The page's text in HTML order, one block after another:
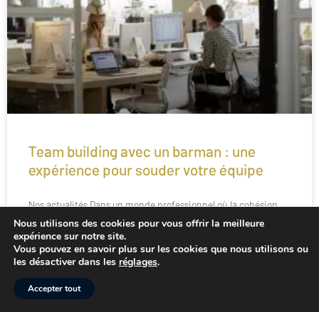
Team building avec un barman : une
expérience pour souder votre équipe
Nos actualités Dans un monde professionnel où la cohésion
d’équipe et la communication sont essentielles à la réussite,
les activités de team building sont devenues
Nous utilisons des cookies pour vous offrir la meilleure
expérience sur notre site.
Vous pouvez en savoir plus sur les cookies que nous utilisons ou
les désactiver dans les réglages.
Accepter tout